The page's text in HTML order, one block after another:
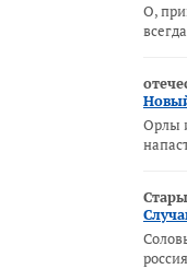
О,
Орлы